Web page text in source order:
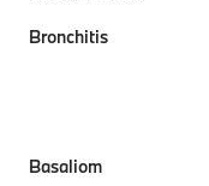
Bronchitis
Basaliom